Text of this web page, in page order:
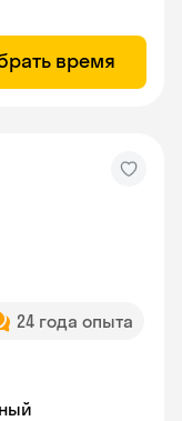
время
24 года опыта